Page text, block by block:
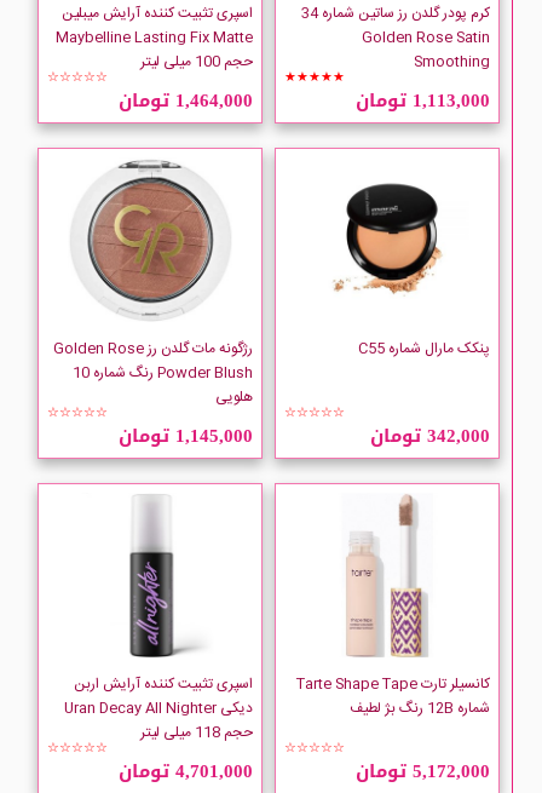
LOREAL
maral
MAX FACTOR
MAYBELLINE
Miba
MILANI
NARS
nee MAKE UP
کرم پودر گلدن رز ساتین شماره 34
Golden Rose Satin
Smoothing
★★★★★
1,113,000 تومان
اسپری تثبیت کننده آرایش میبلین
Maybelline Lasting Fix Matte
حجم 100 میلی لیتر
☆☆☆☆☆
1,464,000 تومان
پنکک مارال شماره C55
☆☆☆☆☆
342,000 تومان
رژگونه مات گلدن رز Golden Rose
Powder Blush رنگ شماره 10
هلویی
☆☆☆☆☆
1,145,000 تومان
کانسیلر تارت Tarte Shape Tape
شماره 12B رنگ بژ لطیف
☆☆☆☆☆
5,172,000 تومان
اسپری تثبیت کننده آرایش اربن
دیکی Uran Decay All Nighter
حجم 118 میلی لیتر
☆☆☆☆☆
4,701,000 تومان